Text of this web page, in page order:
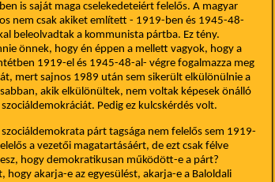
is saját maga cselekedeteiért felelős. A magyar
nem csak akiket említett - 1919-ben és 1945-48-
beleolvadtak a kommunista pártba. Ez tény.
önnek, hogy én éppen a mellett vagyok, hogy a
1919-el és 1945-48-al- végre fogalmazza meg
mert sajnos 1989 után sem sikerült elkülönülnie a
akik elkülönültek, nem voltak képesek önálló
Pedig ez kulcskérdés volt.
párt tagsága nem felelős sem 1919-
a vezetői magatartásáért, de ezt csak félve
hogy demokratikusan működött-e a párt?
hogy akarja-e az egyesülést, akarja-e a Baloldali